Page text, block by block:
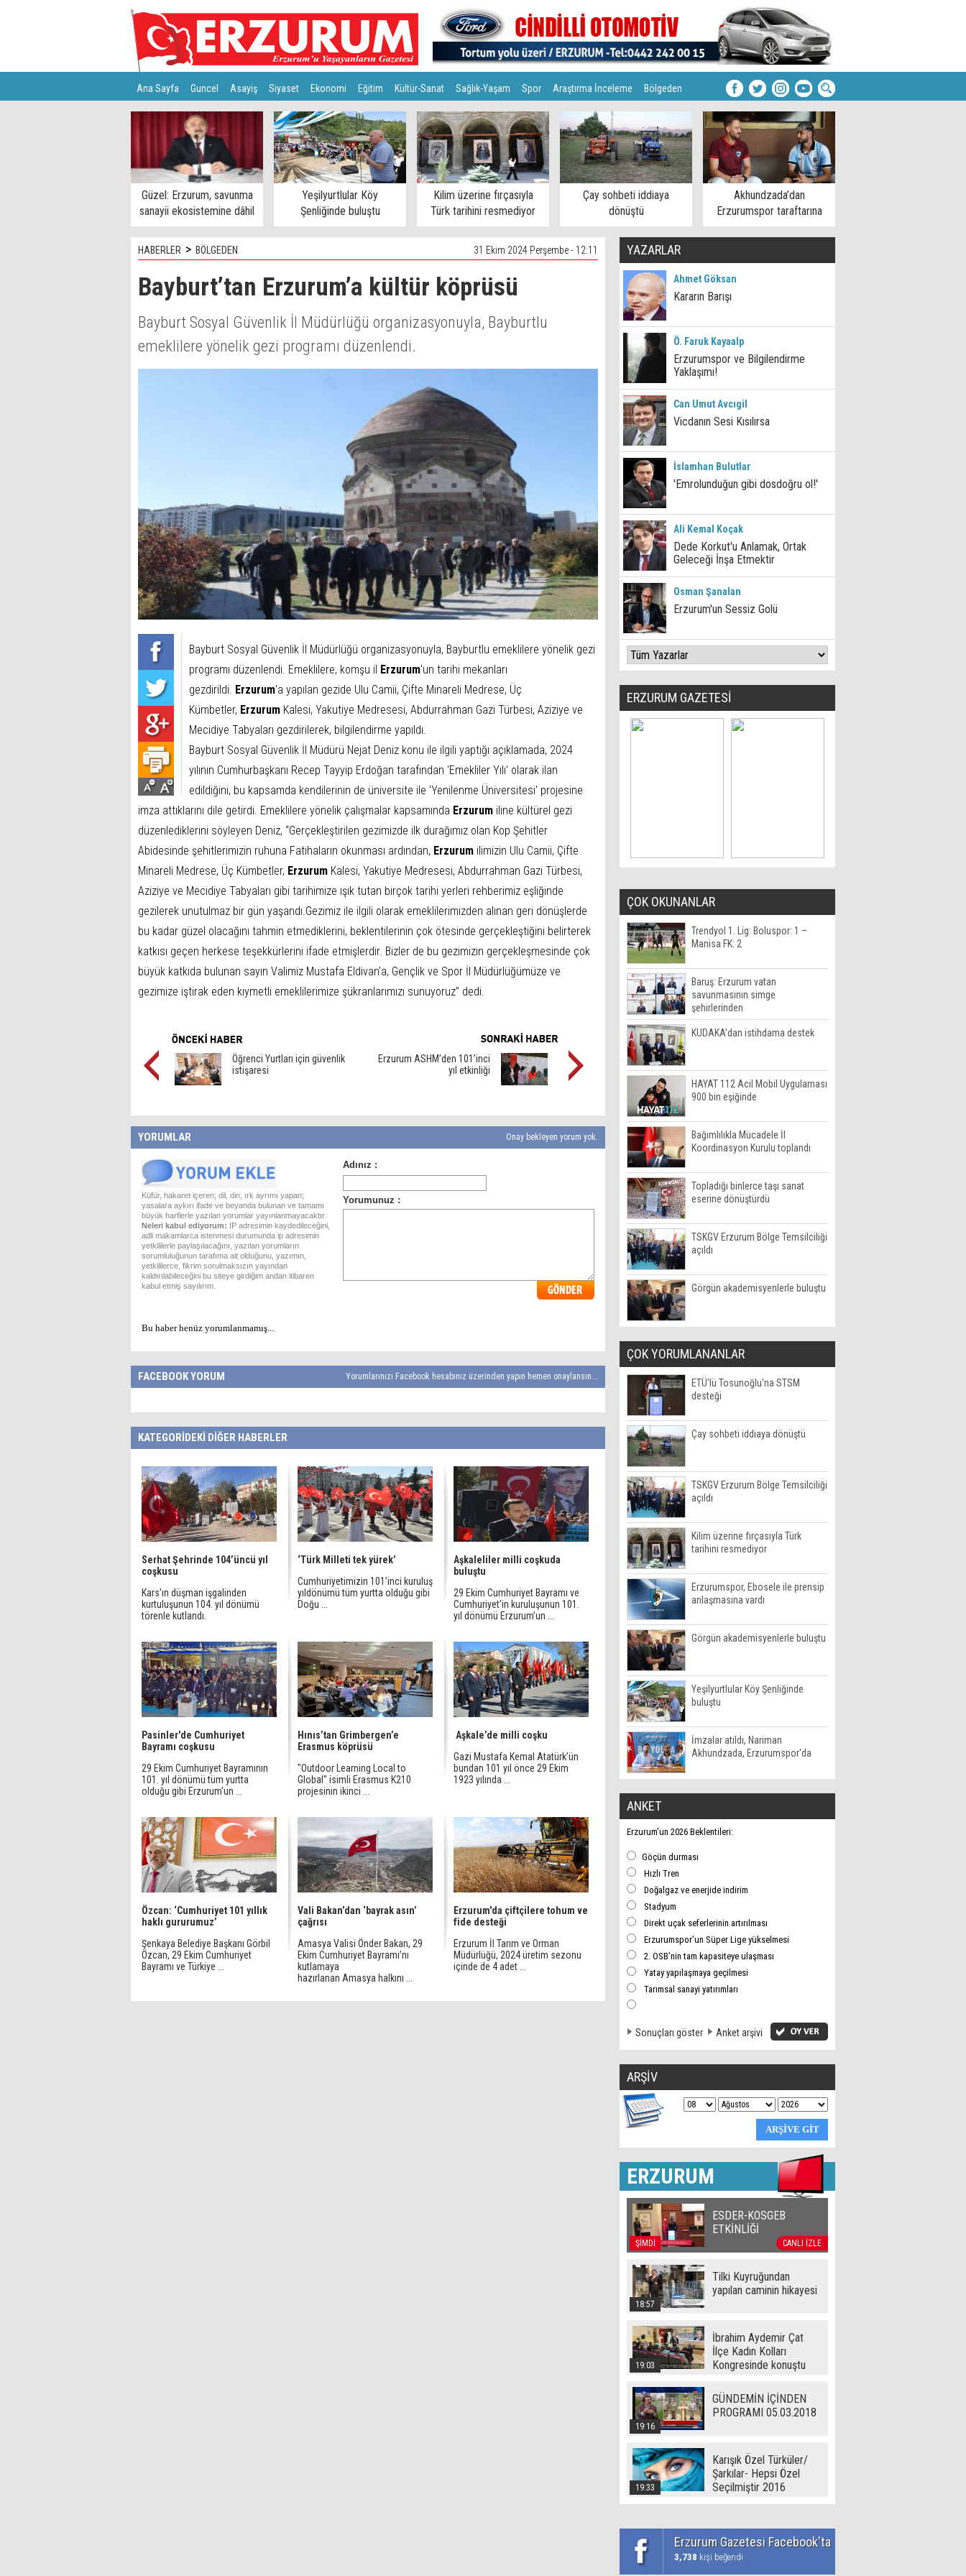
Ana Sayfa Guncel Asayiş Siyaset Ekonomi Eğitim Kültür-Sanat Sağlık-Yaşam Spor Araştırma İnceleme Bölgeden
Teknoloji
Güzel: Erzurum, savunma
sanayii ekosistemine dâhil
edilmeli
Yeşilyurtlular Köy
Şenliğinde buluştu
Kilim üzerine fırçasıyla
Türk tarihini resmediyor
Çay sohbeti iddiaya
dönüştü
Akhundzada’dan
Erzurumspor taraftarına
mesaj
HABERLER > BÖLGEDEN 31 Ekim 2024 Perşembe - 12:11
Bayburt’tan Erzurum’a kültür köprüsü
Bayburt Sosyal Güvenlik İl Müdürlüğü organizasyonuyla, Bayburtlu
emeklilere yönelik gezi programı düzenlendi.
Bayburt Sosyal Güvenlik İl Müdürlüğü organizasyonuyla, Bayburtlu emeklilere yönelik gezi
programı düzenlendi. Emeklilere, komşu il Erzurum'un tarihi mekanları
gezdirildi. Erzurum'a yapılan gezide Ulu Camii, Çifte Minareli Medrese, Üç
Kümbetler, Erzurum Kalesi, Yakutiye Medresesi, Abdurrahman Gazi Türbesi, Aziziye ve
Mecidiye Tabyaları gezdirilerek, bilgilendirme yapıldı.
Bayburt Sosyal Güvenlik İl Müdürü Nejat Deniz konu ile ilgili yaptığı açıklamada, 2024
yılının Cumhurbaşkanı Recep Tayyip Erdoğan tarafından 'Emekliler Yılı' olarak ilan
edildiğini, bu kapsamda kendilerinin de üniversite ile 'Yenilenme Üniversitesi' projesine
imza attıklarını dile getirdi. Emeklilere yönelik çalışmalar kapsamında Erzurum iline kültürel gezi
düzenlediklerini söyleyen Deniz, “Gerçekleştirilen gezimizde ilk durağımız olan Kop Şehitler
Abidesinde şehitlerimizin ruhuna Fatihaların okunması ardından, Erzurum ilimizin Ulu Camii, Çifte
Minareli Medrese, Üç Kümbetler, Erzurum Kalesi, Yakutiye Medresesi, Abdurrahman Gazi Türbesi,
Aziziye ve Mecidiye Tabyaları gibi tarihimize ışık tutan birçok tarihi yerleri rehberimiz eşliğinde
gezilerek unutulmaz bir gün yaşandı.Gezimiz ile ilgili olarak emeklilerimizden alınan geri dönüşlerde
bu kadar güzel olacağını tahmin etmediklerini, beklentilerinin çok ötesinde gerçekleştiğini belirterek
katkısı geçen herkese teşekkürlerini ifade etmişlerdir. Bizler de bu gezimizin gerçekleşmesinde çok
büyük katkıda bulunan sayın Valimiz Mustafa Eldivan'a, Gençlik ve Spor İl Müdürlüğümüze ve
gezimize iştirak eden kıymetli emeklilerimize şükranlarımızı sunuyoruz” dedi.
Öğrenci Yurtları için güvenlik
istişaresi
Erzurum ASHM’den 101’inci
yıl etkinliği
YORUMLAR Onay bekleyen yorum yok.
Küfür, hakaret içeren; dil, din, ırk ayrımı yapan;
yasalara aykırı ifade ve beyanda bulunan ve tamamı
büyük harflerle yazılan yorumlar yayınlanmayacaktır.
Neleri kabul ediyorum: IP adresimin kaydedileceğini,
adli makamlarca istenmesi durumunda ip adresimin
yetkililerle paylaşılacağını, yazılan yorumların
sorumluluğunun tarafıma ait olduğunu, yazımın,
yetkililerce, fikrim sorulmaksızın yayından
kaldırılabileceğini bu siteye girdiğim andan itibaren
kabul etmiş sayılırım.
Bu haber henüz yorumlanmamış...
FACEBOOK YORUM Yorumlarınızı Facebook hesabınız üzerinden yapın hemen onaylansın...
KATEGORİDEKİ DİĞER HABERLER
Serhat Şehrinde 104’üncü yıl
coşkusu
Kars'ın düşman işgalinden
kurtuluşunun 104. yıl dönümü
törenle kutlandı.
‘Türk Milleti tek yürek’
Cumhuriyetimizin 101’inci kuruluş
yıldönümü tüm yurtta olduğu gibi
Doğu ...
Aşkaleliler milli coşkuda
buluştu
29 Ekim Cumhuriyet Bayramı ve
Cumhuriyet'in kuruluşunun 101.
yıl dönümü Erzurum’un ...
Pasinler'de Cumhuriyet
Bayramı coşkusu
29 Ekim Cumhuriyet Bayramının
101. yıl dönümü tüm yurtta
olduğu gibi Erzurum'un ...
Hınıs’tan Grimbergen’e
Erasmus köprüsü
"Outdoor Learning Local to
Global" isimli Erasmus K210
projesinin ikinci ...
Aşkale’de milli coşku
Gazi Mustafa Kemal Atatürk’ün
bundan 101 yıl önce 29 Ekim
1923 yılında ...
Özcan: ‘Cumhuriyet 101 yıllık
haklı gururumuz’
Şenkaya Belediye Başkanı Görbil
Özcan, 29 Ekim Cumhuriyet
Bayramı ve Türkiye ...
Vali Bakan’dan ‘bayrak asın’
çağrısı
Amasya Valisi Önder Bakan, 29
Ekim Cumhuriyet Bayramı’nı
kutlamaya
hazırlanan Amasya halkını ...
Erzurum'da çiftçilere tohum ve
fide desteği
Erzurum İl Tarım ve Orman
Müdürlüğü, 2024 üretim sezonu
içinde de 4 adet ...
YAZARLAR
Ahmet Göksan
Kararın Barışı
Ö. Faruk Kayaalp
Erzurumspor ve Bilgilendirme
Yaklaşımı!
Can Umut Avcıgil
Vicdanın Sesi Kısılırsa
İslamhan Bulutlar
'Emrolunduğun gibi dosdoğru ol!'
Ali Kemal Koçak
Dede Korkut'u Anlamak, Ortak
Geleceği İnşa Etmektir
Osman Şanalan
Erzurum'un Sessiz Golü
ERZURUM GAZETESİ
ÇOK OKUNANLAR
Trendyol 1. Lig: Boluspor: 1 –
Manisa FK: 2
Baruş: Erzurum vatan
savunmasının simge
şehirlerinden
KUDAKA'dan istihdama destek
HAYAT 112 Acil Mobil Uygulaması
900 bin eşiğinde
Bağımlılıkla Mücadele İl
Koordinasyon Kurulu toplandı
Topladığı binlerce taşı sanat
eserine dönüştürdü
TSKGV Erzurum Bölge Temsilciliği
açıldı
Görgün akademisyenlerle buluştu
ÇOK YORUMLANANLAR
ETÜ'lü Tosunoğlu'na STSM
desteği
Çay sohbeti iddiaya dönüştü
TSKGV Erzurum Bölge Temsilciliği
açıldı
Kilim üzerine fırçasıyla Türk
tarihini resmediyor
Erzurumspor, Ebosele ile prensip
anlaşmasına vardı
Görgün akademisyenlerle buluştu
Yeşilyurtlular Köy Şenliğinde
buluştu
İmzalar atıldı, Nariman
Akhundzada, Erzurumspor'da
ANKET
Erzurum’un 2026 Beklentileri:
Göçün durması
Hızlı Tren
Doğalgaz ve enerjide indirim
Stadyum
Direkt uçak seferlerinin artırılması
Erzurumspor’un Süper Lige yükselmesi
2. OSB’nin tam kapasiteye ulaşması
Yatay yapılaşmaya geçilmesi
Tarımsal sanayi yatırımları
Sonuçları göster Anket arşivi
ARŞİV
ERZURUM
ŞİMDİ CANLI İZLE
ESDER-KOSGEB
ETKİNLİĞİ
18:57
Tilki Kuyruğundan
yapılan caminin hikayesi
19:03
İbrahim Aydemir Çat
İlçe Kadın Kolları
Kongresinde konuştu
19:16
GÜNDEMİN İÇİNDEN
PROGRAMI 05.03.2018
19:33
Karışık Özel Türküler/
Şarkılar- Hepsi Özel
Seçilmiştir 2016
Erzurum Gazetesi Facebook'ta
3,738 kişi beğendi